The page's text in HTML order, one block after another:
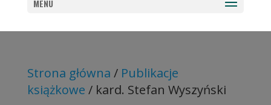
MENU
Strona główna / Publikacje
książkowe / kard. Stefan Wyszyński